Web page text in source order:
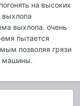
на высоких
выхлопа
выхлопа. очень
пытается
позволяя грязи
машины.